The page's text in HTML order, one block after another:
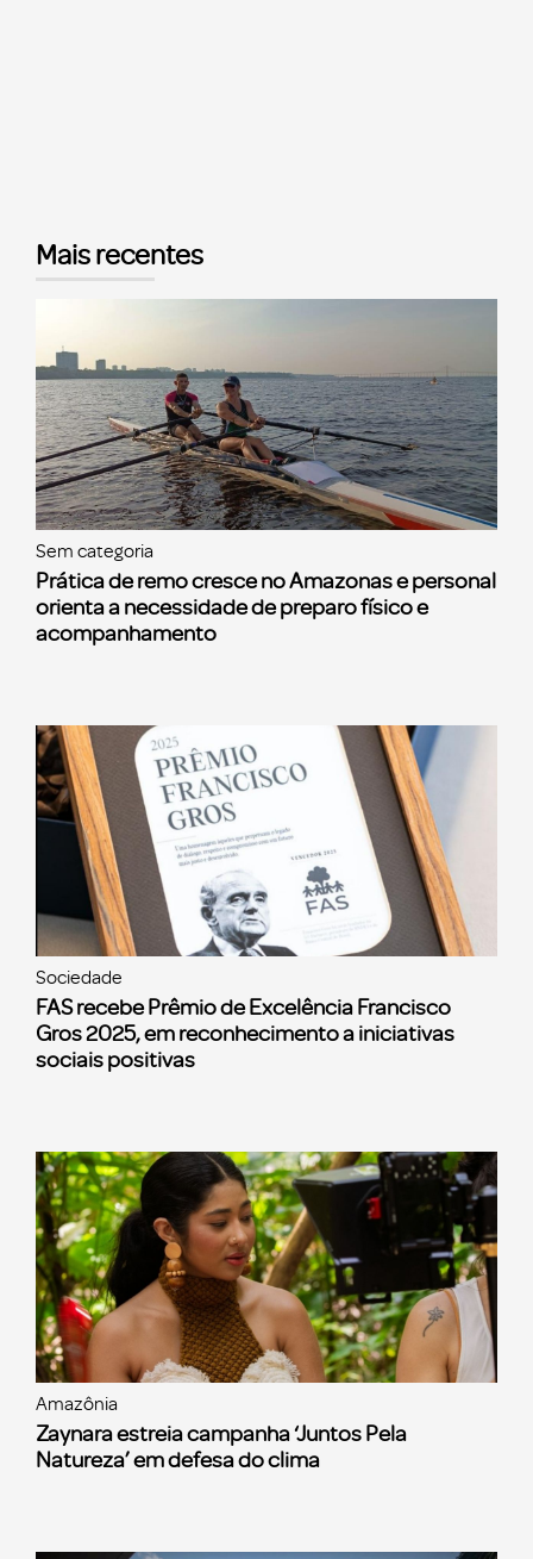
Mais recentes
Sem categoria
Prática de remo cresce no Amazonas e personal
orienta a necessidade de preparo físico e
acompanhamento
Sociedade
FAS recebe Prêmio de Excelência Francisco
Gros 2025, em reconhecimento a iniciativas
sociais positivas
Amazônia
Zaynara estreia campanha ‘Juntos Pela
Natureza’ em defesa do clima